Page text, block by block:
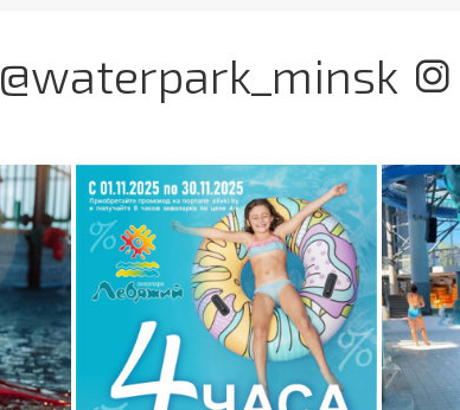
@waterpark_minsk